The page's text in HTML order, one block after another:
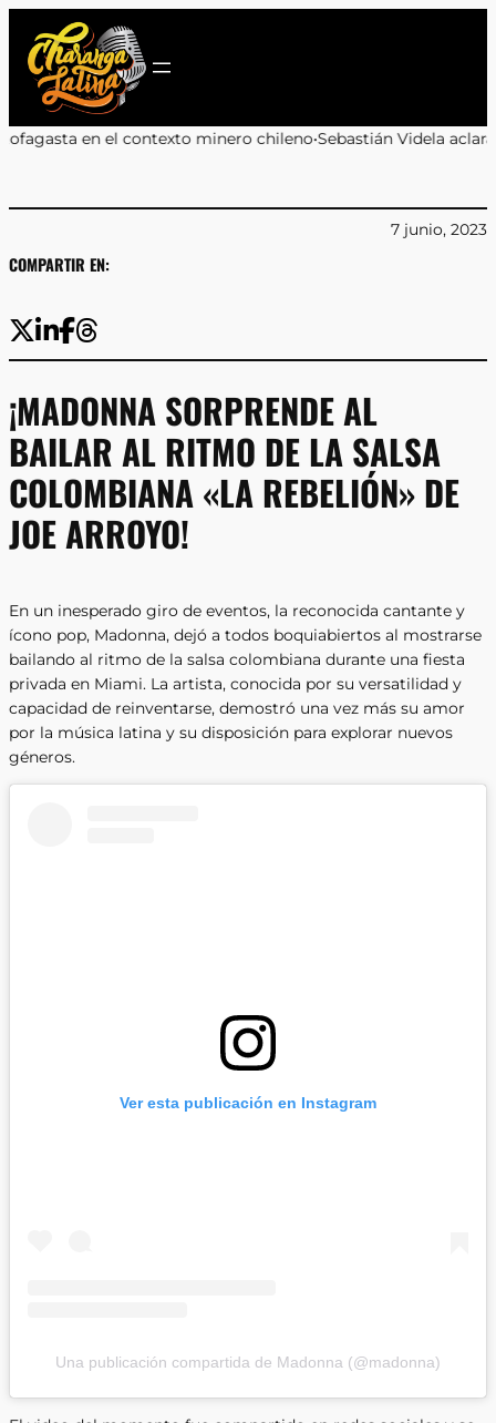
contenido
minero chileno•Sebastián Videla aclara que propuesta
COMPARTIR EN:
7 junio, 2023
¡MADONNA SORPRENDE AL
BAILAR AL RITMO DE LA SALSA
COLOMBIANA «LA REBELIÓN» DE
JOE ARROYO!
En un inesperado giro de eventos, la reconocida cantante y
ícono pop, Madonna, dejó a todos boquiabiertos al mostrarse
bailando al ritmo de la salsa colombiana durante una fiesta
privada en Miami. La artista, conocida por su versatilidad y
capacidad de reinventarse, demostró una vez más su amor
por la música latina y su disposición para explorar nuevos
géneros.
Ver esta publicación en Instagram
Una publicación compartida de Madonna (@madonna)